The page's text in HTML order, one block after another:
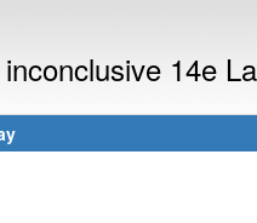
14e